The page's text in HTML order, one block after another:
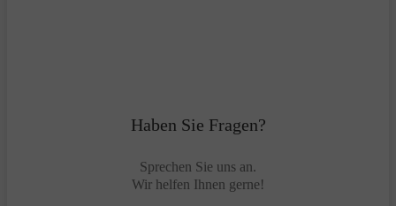
Haben Sie Fragen?
Sprechen Sie uns an.
Wir helfen Ihnen gerne!